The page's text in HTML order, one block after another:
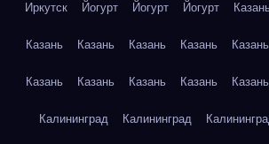
Иркутск Йогурт Йогурт Йогурт
Казань Казань Казань Казань Казань
Казань Казань Казань Казань Казань
Калининград Калининград